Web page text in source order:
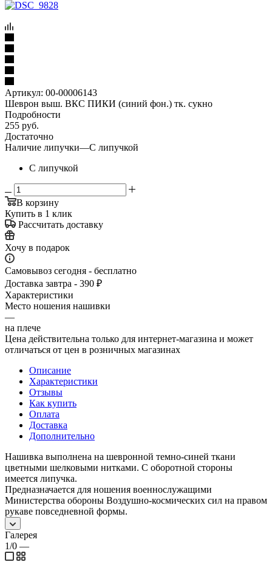
Артикул: 00-00006143
Шеврон выш. ВКС ПИКИ (синий фон.) тк. сукно
Подробности
255 руб.
Достаточно
Наличие липучки—С липучкой
С липучкой
В корзину
Купить в 1 клик
Рассчитать доставку
Хочу в подарок
Самовывоз сегодня - бесплатно
Доставка завтра - 390 ₽
Характеристики
Место ношения нашивки
—
на плече
Цена действительна только для интернет-магазина и может
отличаться от цен в розничных магазинах
Описание
Характеристики
Отзывы
Как купить
Оплата
Доставка
Дополнительно
Нашивка выполнена на шевронной темно-синей ткани
цветными шелковыми нитками. С оборотной стороны
имеется липучка.
Предназначается для ношения военнослужащими
Министерства обороны Воздушно-космических сил на правом
рукаве повседневной формы.
Галерея
1/0 —